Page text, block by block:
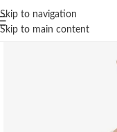
Skip to navigation
Skip to main content